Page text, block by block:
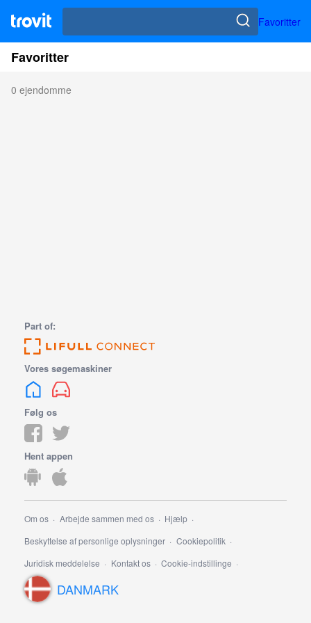
Favoritter
Favoritter
0 ejendomme
Part of:
Vores søgemaskiner
Følg os
Hent appen
Om os Arbejde sammen med os
Hjælp
Beskyttelse af personlige oplysninger
Cookiepolitik
Juridisk meddelelse
Kontakt os Cookie-indstillinge
DANMARK